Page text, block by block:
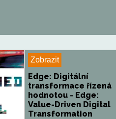
Zobrazit
Edge: Digitální
transformace řízená
hodnotou - Edge:
Value-Driven Digital
Transformation